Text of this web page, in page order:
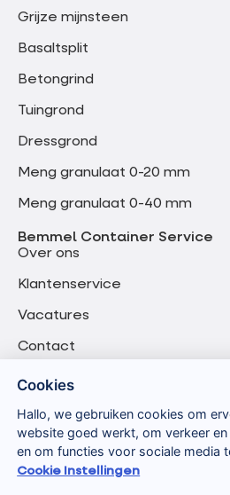
Grijze mijnsteen
Basaltsplit
Betongrind
Tuingrond
Dressgrond
Meng granulaat 0-20 mm
Meng granulaat 0-40 mm
Bemmel Container Service
Over ons
Klantenservice
Vacatures
Contact
Cookies
Hallo, we gebruiken cookies om
website goed werkt, om verkeer
en om functies voor sociale media
Cookie Instellingen